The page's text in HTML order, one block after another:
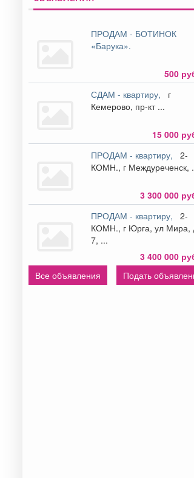
ПРОДАМ - БОТИНОК
«Барука».
500
СДАМ - квартиру,
г
Кемерово, пр-кт ...
15 000
ПРОДАМ - квартиру,
2-
КОМН., г Междуреченск,
3 300 000
ПРОДАМ - квартиру,
2-
КОМН., г Юрга, ул Мира, д
7, ...
3 400 000
Все объявления
Подать